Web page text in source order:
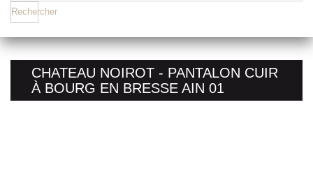
Rechercher
CHATEAU NOIROT - PANTALON CUIR
À BOURG EN BRESSE AIN 01